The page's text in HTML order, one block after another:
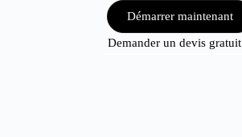
Démarrer maintenant
Demander un devis gratuit